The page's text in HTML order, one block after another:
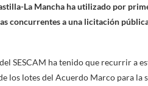
La Mancha ha utilizado por
concurrentes a una licitación
SESCAM ha tenido que recurrir a
los lotes del Acuerdo Marco para